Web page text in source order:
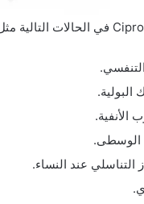
الأنفية.
الوسطى.
التناسلي عند النساء.